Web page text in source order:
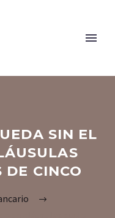
SIN EL
DE CINCO